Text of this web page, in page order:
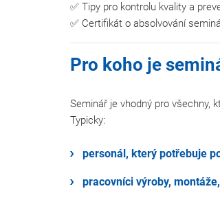
✅ Tipy pro kontrolu kvality a
✅ Certifikát o absolvování
Pro koho je
Seminář je vhodný pro všechny,
Typicky:
personál, který potřebuje
pracovníci výroby,